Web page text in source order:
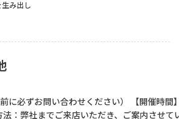
み出し
に必ずお問い合わせください） 【開催時
：弊社までご来店いただき、ご案内させて